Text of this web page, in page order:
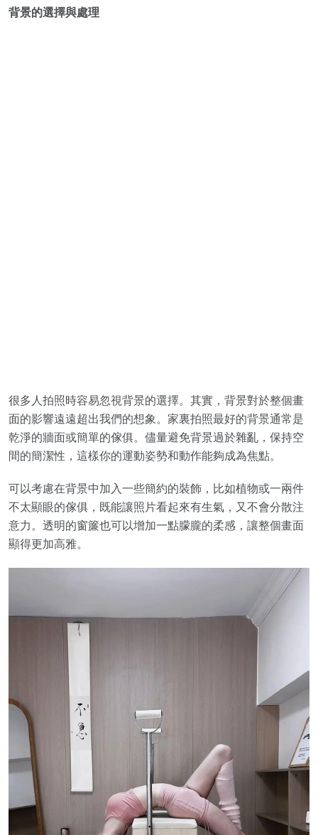
背景的選擇與處理
很多人拍照時容易忽視背景的選擇。其實，背景對於整個畫
面的影響遠遠超出我們的想象。家裏拍照最好的背景通常是
乾淨的牆面或簡單的傢俱。儘量避免背景過於雜亂，保持空
間的簡潔性，這樣你的運動姿勢和動作能夠成為焦點。
可以考慮在背景中加入一些簡約的裝飾，比如植物或一兩件
不太顯眼的傢俱，既能讓照片看起來有生氣，又不會分散注
意力。透明的窗簾也可以增加一點朦朧的柔感，讓整個畫面
顯得更加高雅。